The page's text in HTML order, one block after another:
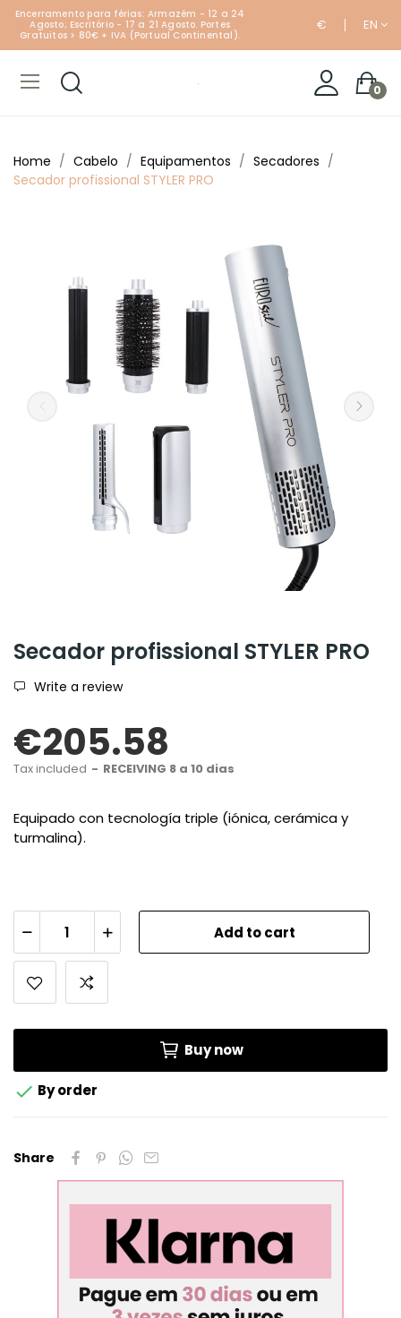
Encerramento para férias: Armazém - 12 a 24
Agosto; Escritório - 17 a 21 Agosto. Portes
Gratuitos > 80€ + IVA (Portual Continental).
€ EN
0
Home Cabelo Equipamentos
Secadores
Secador profissional STYLER PRO
Secador profissional STYLER PRO
Write a review
€205.58
Tax included RECEIVING 8 a 10 dias
Equipado con tecnología triple (iónica, cerámica y
turmalina).
Add to cart
Buy now
 By order
Share